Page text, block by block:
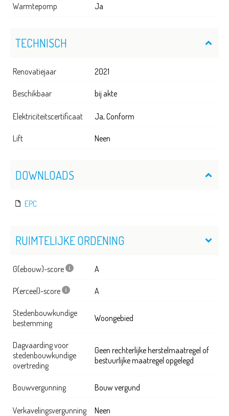
Warmtepomp Ja
TECHNISCH
Renovatiejaar 2021
Beschikbaar bij akte
Elektriciteitscertificaat Ja, Conform
Lift Neen
DOWNLOADS
EPC
RUIMTELIJKE ORDENING
G(ebouw)-score A
P(erceel)-score A
Stedenbouwkundige
bestemming
Woongebied
Dagvaarding voor
stedenbouwkundige
overtreding
Geen rechterlijke herstelmaatregel of
bestuurlijke maatregel opgelegd
Bouwvergunning Bouw vergund
Verkavelingsvergunning Neen